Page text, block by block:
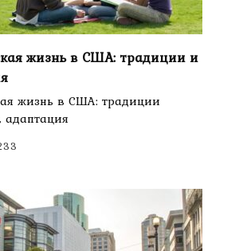
жизнь в США: традиции и
жизнь в США: традиции
адаптация